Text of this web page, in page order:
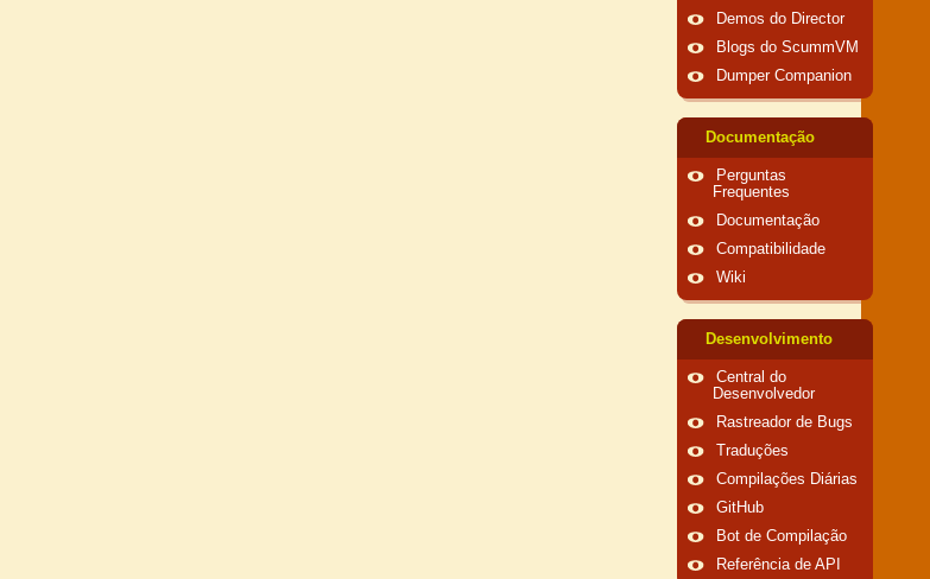
Demos do Director
Blogs do ScummVM
Dumper Companion
Documentação
Perguntas
Frequentes
Documentação
Compatibilidade
Wiki
Desenvolvimento
Central do
Desenvolvedor
Rastreador de Bugs
Traduções
Compilações Diárias
GitHub
Bot de Compilação
Referência de API